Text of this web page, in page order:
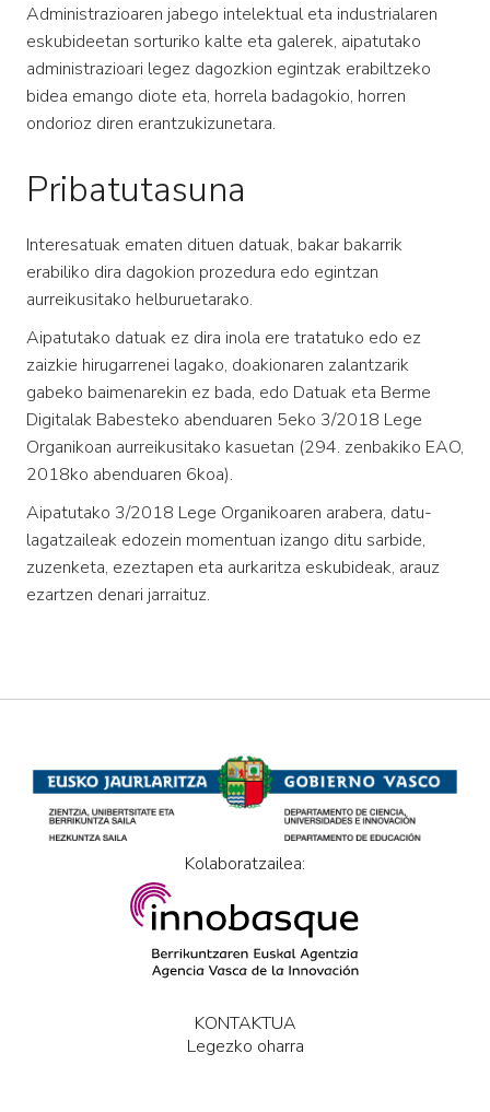
Administrazioaren jabego intelektual eta industrialaren
eskubideetan sorturiko kalte eta galerek, aipatutako
administrazioari legez dagozkion egintzak erabiltzeko
bidea emango diote eta, horrela badagokio, horren
ondorioz diren erantzukizunetara.
Pribatutasuna
Interesatuak ematen dituen datuak, bakar bakarrik
erabiliko dira dagokion prozedura edo egintzan
aurreikusitako helburuetarako.
Aipatutako datuak ez dira inola ere tratatuko edo ez
zaizkie hirugarrenei lagako, doakionaren zalantzarik
gabeko baimenarekin ez bada, edo Datuak eta Berme
Digitalak Babesteko abenduaren 5eko 3/2018 Lege
Organikoan aurreikusitako kasuetan (294. zenbakiko EAO,
2018ko abenduaren 6koa).
Aipatutako 3/2018 Lege Organikoaren arabera, datu-
lagatzaileak edozein momentuan izango ditu sarbide,
zuzenketa, ezeztapen eta aurkaritza eskubideak, arauz
ezartzen denari jarraituz.
Kolaboratzailea:
KONTAKTUA
Legezko oharra